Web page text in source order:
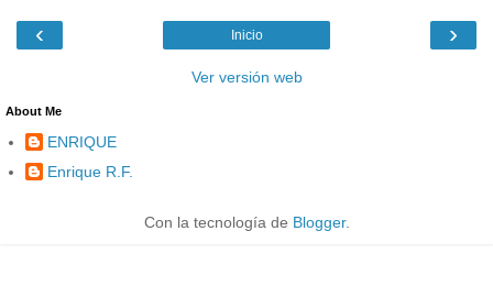
‹ ›
Inicio
Ver versión web
About Me
ENRIQUE
Enrique R.F.
Con la tecnología de Blogger.